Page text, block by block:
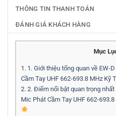
THÔNG TIN THANH TOÁN
ĐÁNH GIÁ KHÁCH HÀNG
Mục
1. 1. Giới thiệu tổng quan về EW-
Cầm Tay UHF 662-693.8 MHz Kỹ
2. 2. Điểm nổi bật quan trọng
Mic Phát Cầm Tay UHF 662-